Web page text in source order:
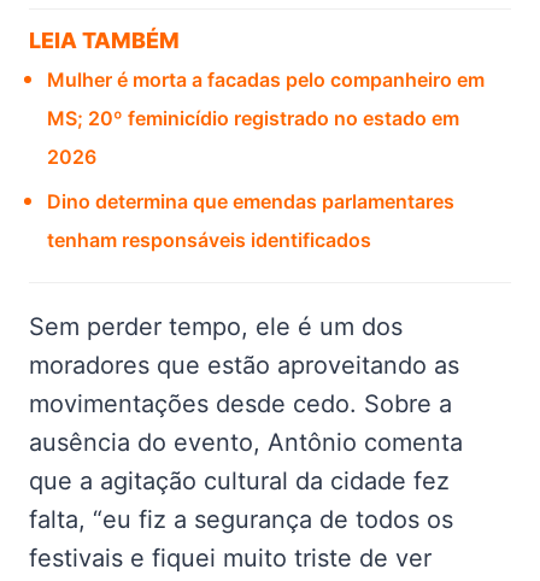
LEIA TAMBÉM
Mulher é morta a facadas pelo companheiro em
MS; 20º feminicídio registrado no estado em
2026
Dino determina que emendas parlamentares
tenham responsáveis identificados
Sem perder tempo, ele é um dos
moradores que estão aproveitando as
movimentações desde cedo. Sobre a
ausência do evento, Antônio comenta
que a agitação cultural da cidade fez
falta, “eu fiz a segurança de todos os
festivais e fiquei muito triste de ver